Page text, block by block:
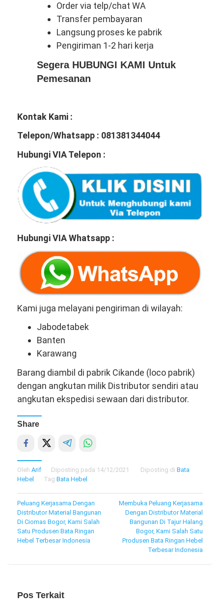
Order via telp/chat WA
Transfer pembayaran
Langsung proses ke pabrik
Pengiriman 1-2 hari kerja
Segera HUBUNGI KAMI Untuk
Pemesanan
Kontak Kami :
Telepon/Whatsapp : 081381344044
Hubungi VIA Telepon :
Hubungi VIA Whatsapp :
Kami juga melayani pengiriman di wilayah:
Jabodetabek
Banten
Karawang
Barang diambil di pabrik Cikande (loco pabrik)
dengan angkutan milik Distributor sendiri atau
angkutan ekspedisi sewaan dari distributor.
Share
Oleh Arif Diposting pada 14/12/2021 Diposting di Bata
Hebel
Tag Bata Hebel
Navigasi
pos
Peluang Kerjasama Dengan
Distributor Material Bangunan
Di Ciomas Bogor, Kami Salah
Satu Produsen Bata Ringan
Hebel Terbesar Indonesia
Membuka Peluang Kerjasama
Dengan Distributor Material
Bangunan Di Tajur Halang
Bogor, Kami Salah Satu
Produsen Bata Ringan Hebel
Terbesar Indonesia
Pos Terkait